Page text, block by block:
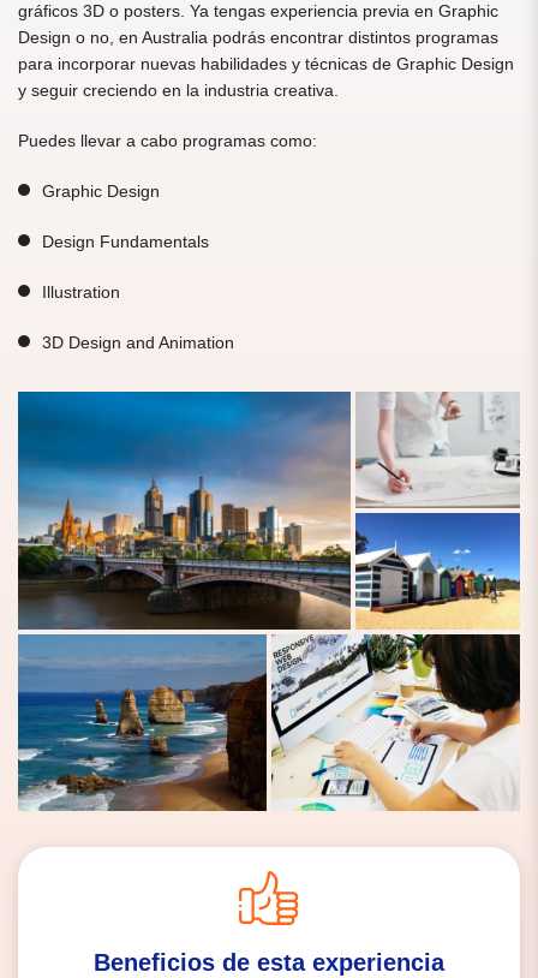
gráficos 3D o posters. Ya tengas experiencia previa en Graphic
Design o no, en Australia podrás encontrar distintos programas
para incorporar nuevas habilidades y técnicas de Graphic Design
y seguir creciendo en la industria creativa.
Puedes llevar a cabo programas como:
Graphic Design
Design Fundamentals
Illustration
3D Design and Animation
Beneficios de esta experiencia